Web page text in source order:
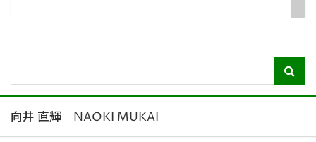
向井 直輝 NAOKI MUKAI